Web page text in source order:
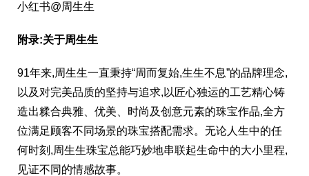
小红书@周生生
附录:关于周生生
91年来,周生生一直秉持“周而复始,生生不息”的品牌理念,
以及对完美品质的坚持与追求,以匠心独运的工艺精心铸
造出糅合典雅、优美、时尚及创意元素的珠宝作品,全方
位满足顾客不同场景的珠宝搭配需求。无论人生中的任
何时刻,周生生珠宝总能巧妙地串联起生命中的大小里程,
见证不同的情感故事。